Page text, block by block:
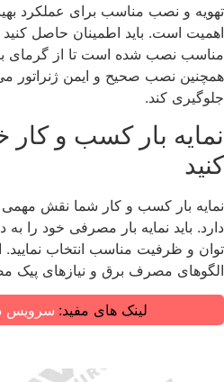
تهویه و نصب مناسب برای عملکرد
اهمیت است. باید اطمینان حاصل کنید
مناسب نصب شده است تا از گرمای
همچنین نصب صحیح و ایمن ژنراتور می‌
جلوگیری کند.
نمایه بار کسب ‌و کار
کنید
نمایه بار کسب ‌و کار شما نقش مهمی
دارد. باید نمایه بار مصرفی خود را به
توان و ظرفیت مناسب انتخاب نمایید.
الگوهای مصرف برق و نیازهای
لینک های مفید: سرویس